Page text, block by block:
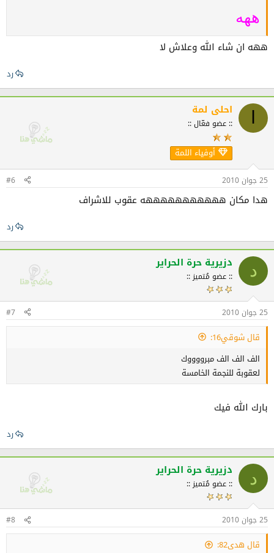
ههه
ههه ان شاء الله وعلاش لا
رد
احلى لمة
:: عضو فعّال ::
أوفياء اللمة
25 جوان 2010 #6
هدا مكان هههههههههههه عقوب للاشراف
رد
د دزيرية حرة الحراير
:: عضو مُتميز ::
25 جوان 2010 #7
قال شوقي16:
الف الف الف مبرووووك
لعقوبة للنجمة الخامسة
بارك الله فيك
رد
د دزيرية حرة الحراير
:: عضو مُتميز ::
25 جوان 2010 #8
قال هدى82: